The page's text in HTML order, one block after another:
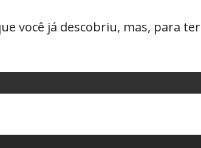
você já descobriu, mas, para ter